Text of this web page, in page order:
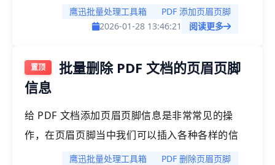
联系方式等信息。对于需要批量处理的文档，手动
修改页眉页脚可能会非常耗时。今天，我们将介绍
眉页脚，从而节省时间并提高工作效率。
鹰迅批量处理工具箱
PDF 添加页眉页脚
2026-01-28 13:46:21
阅读更多
批量删除 PDF 文档的页眉页脚
信息
给 PDF 文档添加页眉页脚信息是非常常见的操
作，在页眉页脚当中我们可以插入各种各样的信
息，比如插入手机号、微信号等联系方式，插入公
鹰迅批量处理工具箱
PDF 删除页眉页脚